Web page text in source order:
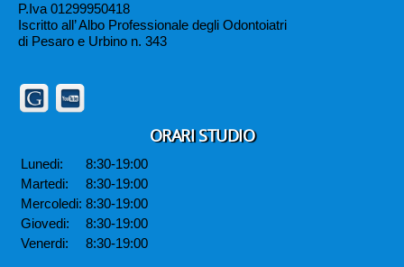
P.Iva 01299950418
Iscritto all’ Albo Professionale degli Odontoiatri
di Pesaro e Urbino n. 343
ORARI STUDIO
Lunedi:
8:30-19:00
Martedi:
8:30-19:00
Mercoledi: 8:30-19:00
Giovedi:
8:30-19:00
Venerdi:
8:30-19:00